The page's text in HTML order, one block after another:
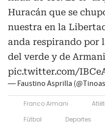
Huracán que se
nuestra en la
anda respirando por
del verde y de
pic.twitter.com/
— Faustino Asprilla
Franco Armani
Fútbol
Deportes